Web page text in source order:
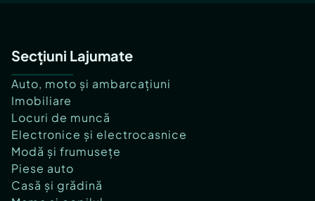
Secțiuni Lajumate
Auto, moto și ambarcațiuni
Imobiliare
Locuri de muncă
Electronice și electrocasnice
Modă și frumusețe
Piese auto
Casă și grădină